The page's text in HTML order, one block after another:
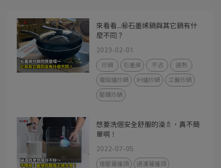
來看看...㊙️石墨烯鍋與其它鍋有什
麼不同？
2023-02-01
炒鍋 石墨烯 不沾
速熱
電磁爐炒鍋
IH爐炒鍋
立蓋炒鍋
壓鑄炒鍋
想要洗個安全舒服的澡🚿，真不簡
單啊！
2022-07-05
增壓蓮蓬頭
過濾蓮蓬頭